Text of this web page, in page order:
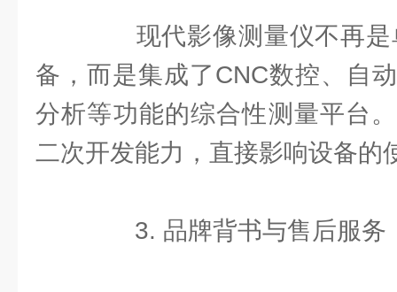
现代影像测量仪不再是
备，而是集成了CNC数控、自
分析等功能的综合性测量平台
二次开发能力，直接影响设备的
3. 品牌背书与售后服务